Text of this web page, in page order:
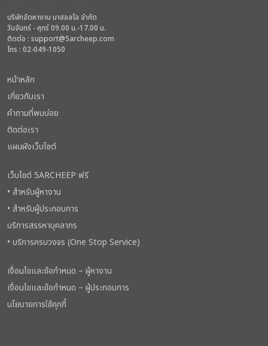
บริษัทจัดหางาน มาฮอลโล จำกัด
วันจันทร์ - ศุกร์ 09.00 น.-17.00 น.
ติดต่อ : support@5archeep.com
โทร : 02-049-1050
หน้าหลัก
เกี่ยวกับเรา
คำถามที่พบบ่อย
ติดต่อเรา
แผนผังเว็บไซต์
เว็บไซต์ 5ARCHEEP ฟรี
• สำหรับผู้หางาน
• สำหรับผู้ประกอบการ
บริการสรรหาบุคลากร
• บริการครบวงจร (One Stop Service)
เงื่อนไขและข้อกำหนด – ผู้หางาน
เงื่อนไขและข้อกำหนด – ผู้ประกอบการ
นโยบายการใช้คุกกี้